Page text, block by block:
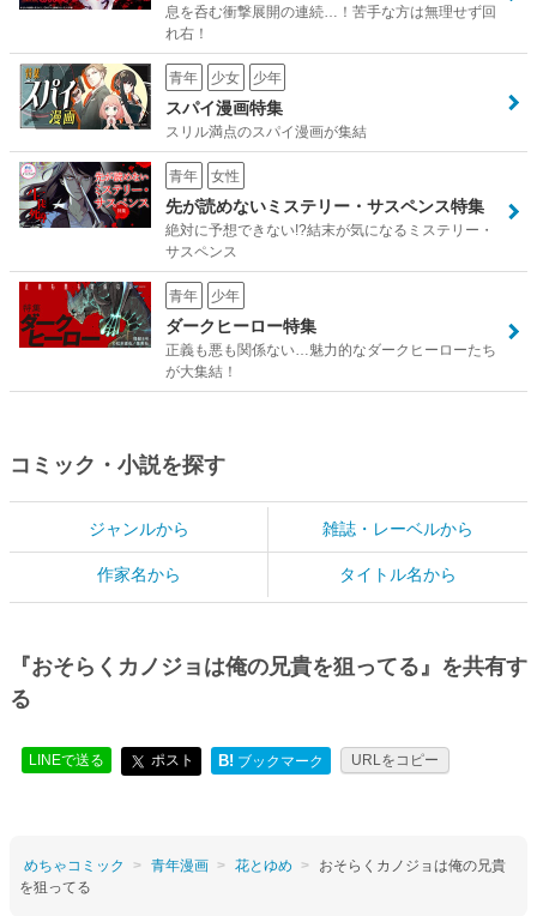
息を呑む衝撃展開の連続…！苦手な方は無理せず回
れ右！
青年 少女 少年
スパイ漫画特集
スリル満点のスパイ漫画が集結
青年 女性
先が読めないミステリー・サスペンス特集
絶対に予想できない!?結末が気になるミステリー・
サスペンス
青年 少年
ダークヒーロー特集
正義も悪も関係ない…魅力的なダークヒーローたち
が大集結！
コミック・小説を探す
ジャンルから 雑誌・レーベルから
作家名から タイトル名から
『おそらくカノジョは俺の兄貴を狙ってる』を共有す
る
LINEで送る ポスト B! ブックマーク URLをコピー
めちゃコミック 青年漫画 花とゆめ
おそらくカノジョは俺の兄貴
を狙ってる